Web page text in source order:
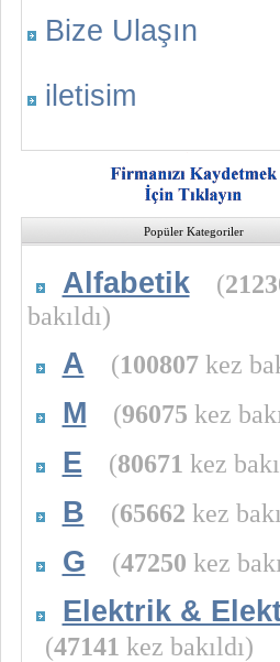
Bize Ulaşın
iletisim
Popüler Kategoriler
Alfabetik (
bakıldı)
A (100807kez
M (96075 kez
E (80671 kez
B (65662 kez
G (47250 kez
Elektrik &
(47141 kez bakıldı)